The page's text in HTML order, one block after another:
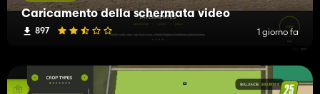
Caricamento della schermata video
897 1 giorno fa